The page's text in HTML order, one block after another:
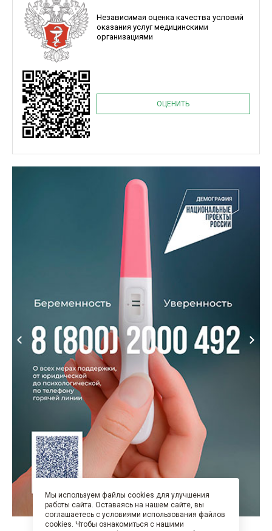
Независимая оценка качества условий
оказания услуг медицинскими
организациями
ОЦЕНИТЬ
Мы используем файлы cookies для улучшения
работы сайта. Оставаясь на нашем сайте, вы
соглашаетесь с условиями использования файлов
cookies. Чтобы ознакомиться с нашими